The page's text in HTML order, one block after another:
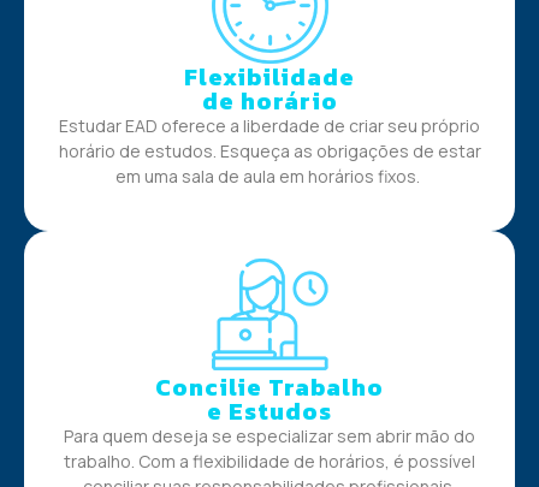
Flexibilidade
de horário
Estudar EAD oferece a liberdade de criar seu próprio
horário de estudos. Esqueça as obrigações de estar
em uma sala de aula em horários fixos.
Concilie Trabalho
e Estudos
Para quem deseja se especializar sem abrir mão do
trabalho. Com a flexibilidade de horários, é possível